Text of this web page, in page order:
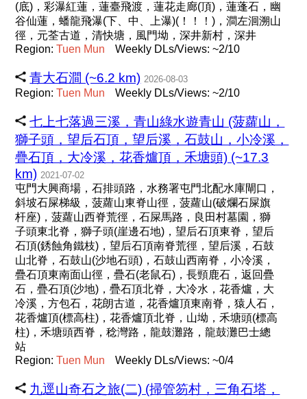
(底)，彩瀑紅蓮，蓮臺飛渡，蓮花走廊(頂)，蓮蓬石，幽
谷仙蓮，蟠龍飛瀑(下、中、上瀑)(！！！)，澗左洄溯山
徑，元荃古道，清快塘，風門坳，深井新村，深井
Region:Tuen Mun Weekly DLs/Views: ~2/10
青大石澗 (~6.2 km) 2026-08-03
Region:Tuen Mun Weekly DLs/Views: ~2/10
七上七落過三溪，青山綠水遊青山 (菠蘿山，
獅子頭，望后石頂，望后溪，石鼓山，小冷溪，
疊石頂，大冷溪，花香爐頂，禾塘頭) (~17.3
km) 2021-07-02
屯門大興商場，石排頭路，水務署屯門北配水庫閘口，
斜坡石屎梯級，菠蘿山東脊山徑，菠蘿山(破爛石屎旗
杆座)，菠蘿山西脊荒徑，石屎馬路，良田村墓園，獅
子頭東北脊，獅子頭(崖邊石地)，望后石頂東脊，望后
石頂(銹蝕角鐵枝)，望后石頂南脊荒徑，望后溪，石鼓
山北脊，石鼓山(沙地石頭)，石鼓山西南脊，小冷溪，
疊石頂東南面山徑，疊石(老鼠石)，長頸鹿石，返回疊
石，疊石頂(沙地)，疊石頂北脊，大冷水，花香爐，大
冷溪，方包石，花朗古道，花香爐頂東南脊，猿人石，
花香爐頂(標高柱)，花香爐頂北脊，山坳，禾塘頭(標高
柱)，禾塘頭西脊，稔灣路，龍鼓灘路，龍鼓灘巴士總
站
Region:Tuen Mun Weekly DLs/Views: ~0/4
九逕山奇石之旅(二) (掃管笏村，三角石塔，